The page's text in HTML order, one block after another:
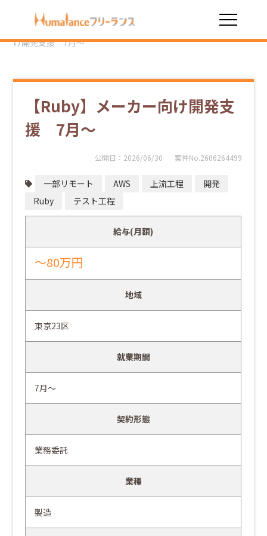
HOME 勤務スタイル
け開発支援 7月～
【Ruby】メーカー向け開発支
援 7月～
公開日： 2026/06/30 案件No.2606264499
一部リモート AWS 上流工程
開発
Ruby
テスト工程
給与(月額)
～80万円
地域
東京23区
就業期間
7月～
契約形態
業務委託
業種
製造